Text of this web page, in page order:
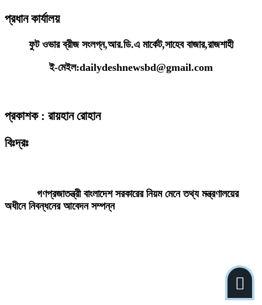
প্রধান কার্যালয়
ফুট ওভার ব্রীজ সংলগ্ন,আর.ডি.এ মার্কেট,সাহেব বাজার,রাজশাহী
ই-মেইল:dailydeshnewsbd@gmail.com
প্রকাশক : রায়হান রোহান
বিঃদ্রঃ
গণপ্রজাতন্ত্রী বাংলাদেশ সরকারের নিয়ম মেনে তথ্য মন্ত্রণালয়ের
অধীনে নিবন্ধনের আবেদন সম্পন্ন